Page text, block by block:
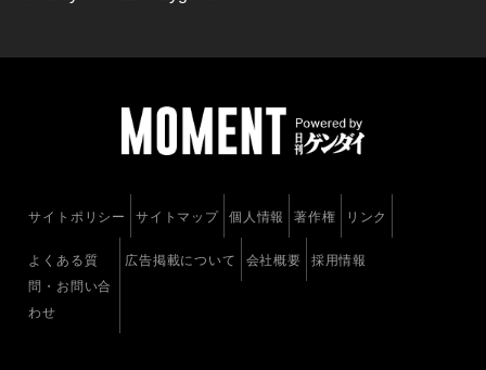
サイトポリシー サイトマップ 個人情報 著作権 リンク
よくある質
問・お問い合
わせ
広告掲載について 会社概要 採用情報